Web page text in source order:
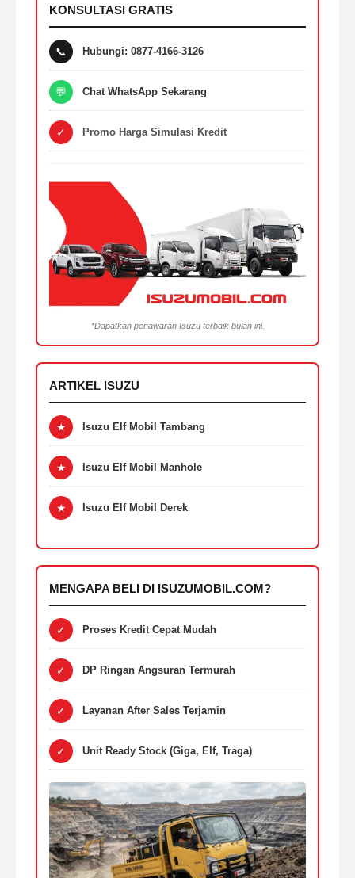
KONSULTASI GRATIS
📞 Hubungi: 0877-4166-3126
💬 Chat WhatsApp Sekarang
✓ Promo Harga Simulasi Kredit
*Dapatkan penawaran Isuzu terbaik bulan ini.
ARTIKEL ISUZU
★ Isuzu Elf Mobil Tambang
★ Isuzu Elf Mobil Manhole
★ Isuzu Elf Mobil Derek
MENGAPA BELI DI ISUZUMOBIL.COM?
✓ Proses Kredit Cepat Mudah
✓ DP Ringan Angsuran Termurah
✓ Layanan After Sales Terjamin
✓ Unit Ready Stock (Giga, Elf, Traga)